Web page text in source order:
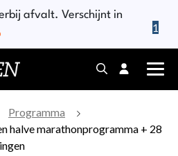
afvalt. Verschijnt in
1
Programma
halve marathonprogramma + 28